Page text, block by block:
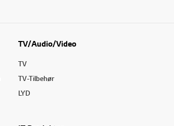
TV/Audio/Video
TV
TV-Tilbehør
LYD